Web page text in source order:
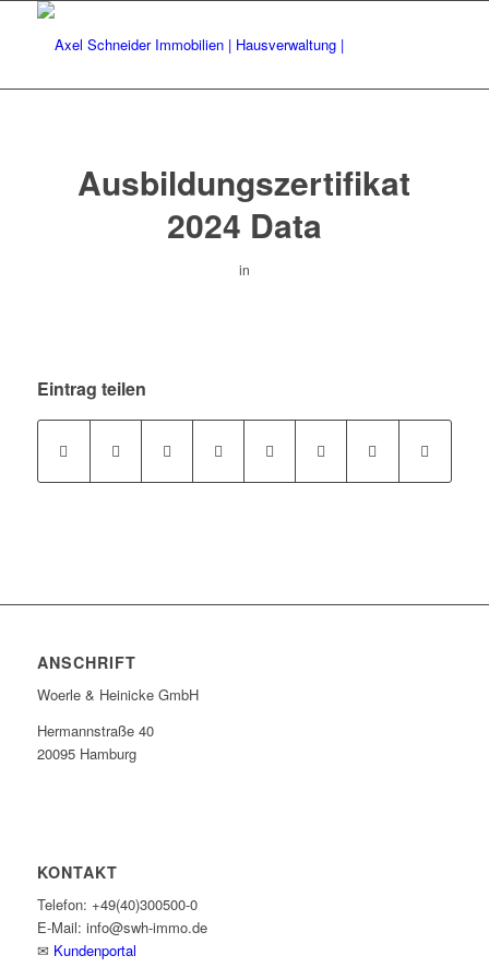
Ausbildungszertifikat
2024 Data
in
Eintrag teilen
ANSCHRIFT
Woerle & Heinicke GmbH
Hermannstraße 40
20095 Hamburg
KONTAKT
Telefon: +49(40)300500-0
E-Mail: info@swh-immo.de
✉ Kundenportal